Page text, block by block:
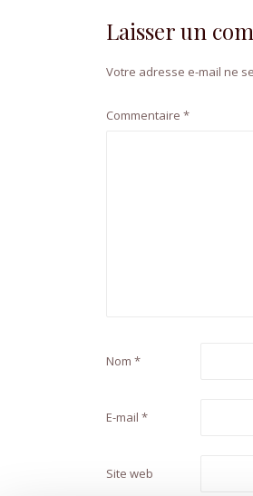
Laisser un
Votre adresse e-mail ne
Commentaire *
Nom *
E-mail *
Site web